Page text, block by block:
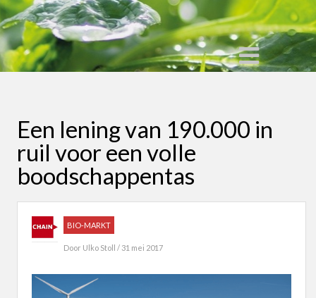
Een lening van 190.000 in
ruil voor een volle
boodschappentas
BIO-MARKT
Door Ulko Stoll / 31 mei 2017